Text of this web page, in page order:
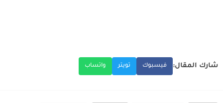
شارك المقال: فيسبوك تويتر واتساب